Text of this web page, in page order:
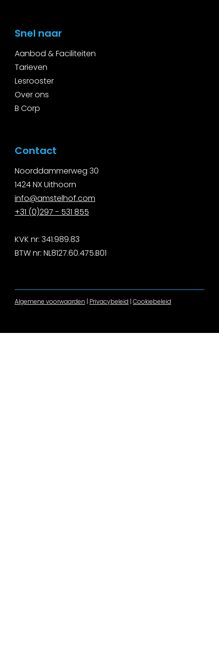
Snel naar
Aanbod & Faciliteiten
Tarieven
Lesrooster
Over ons
B Corp
Contact
Noorddammerweg 30
1424 NX Uithoorn
info@amstelhof.com
+31 (0)297 - 531 855
KVK nr: 341.989.83
BTW nr: NL8127.60.475.B01
Algemene voorwaarden | Privacybeleid | Cookiebeleid